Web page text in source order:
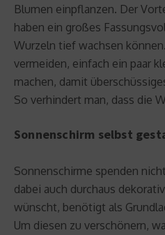
Blumen einpflanzen. Der
haben ein großes
Wurzeln tief wachsen
vermeiden, einfach ein paar
machen, damit
So verhindert man, dass die
Sonnenschirm selbst
Sonnenschirme spenden
dabei auch durchaus
wünscht, benötigt als
Um diesen zu verschönern,